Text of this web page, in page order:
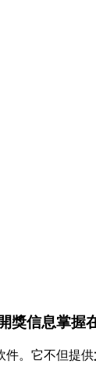
獎信息掌握
件。它不但提供